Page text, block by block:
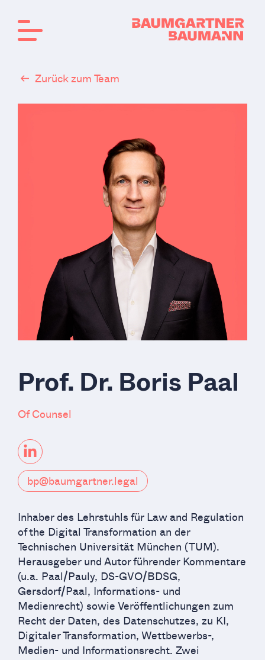
Zurück zum Team
Prof. Dr. Boris Paal
Of Counsel
bp@baumgartner.legal
Inhaber des Lehrstuhls für Law and Regulation
of the Digital Transformation an der
Technischen Universität München (TUM).
Herausgeber und Autor führender Kommentare
(u.a. Paal/Pauly, DS-GVO/BDSG,
Gersdorf/Paal, Informations- und
Medienrecht) sowie Veröffentlichungen zum
Recht der Daten, des Datenschutzes, zu KI,
Digitaler Transformation, Wettbewerbs-,
Medien- und Informationsrecht. Zwei